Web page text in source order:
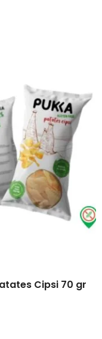
Cipsi 70 gr